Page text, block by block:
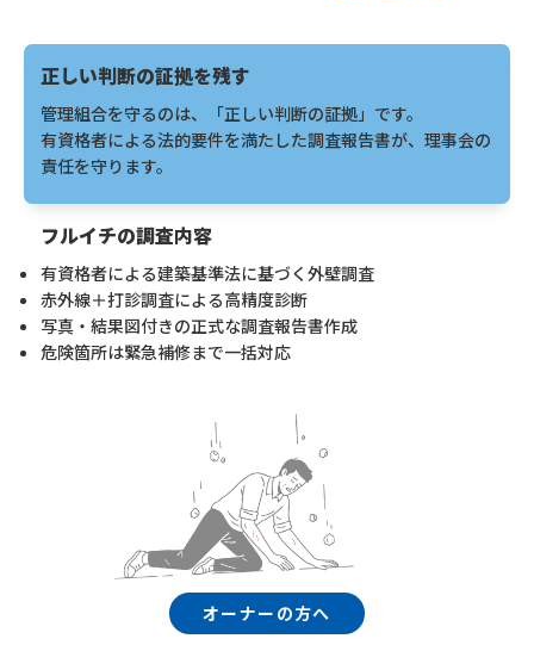
正しい判断の証拠を残す
管理組合を守るのは、「正しい判断の証拠」です。
有資格者による法的要件を満たした調査報告書が、理事会の
責任を守ります。
フルイチの調査内容
有資格者による建築基準法に基づく外壁調査
赤外線＋打診調査による高精度診断
写真・結果図付きの正式な調査報告書作成
危険箇所は緊急補修まで一括対応
オーナーの方へ